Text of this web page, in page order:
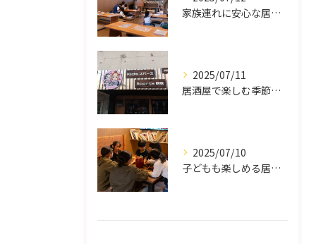
家族連れに安心な居酒屋体験
2025/07/11
居酒屋で楽しむ季節の味覚と生中継スポーツ観戦
2025/07/10
子どもも楽しめる居酒屋の魅力